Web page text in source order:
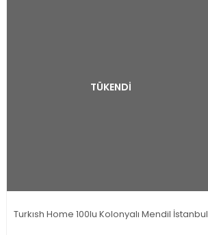
TÜKENDİ
Turkısh Home 100lu Kolonyalı Mendil İstanbul